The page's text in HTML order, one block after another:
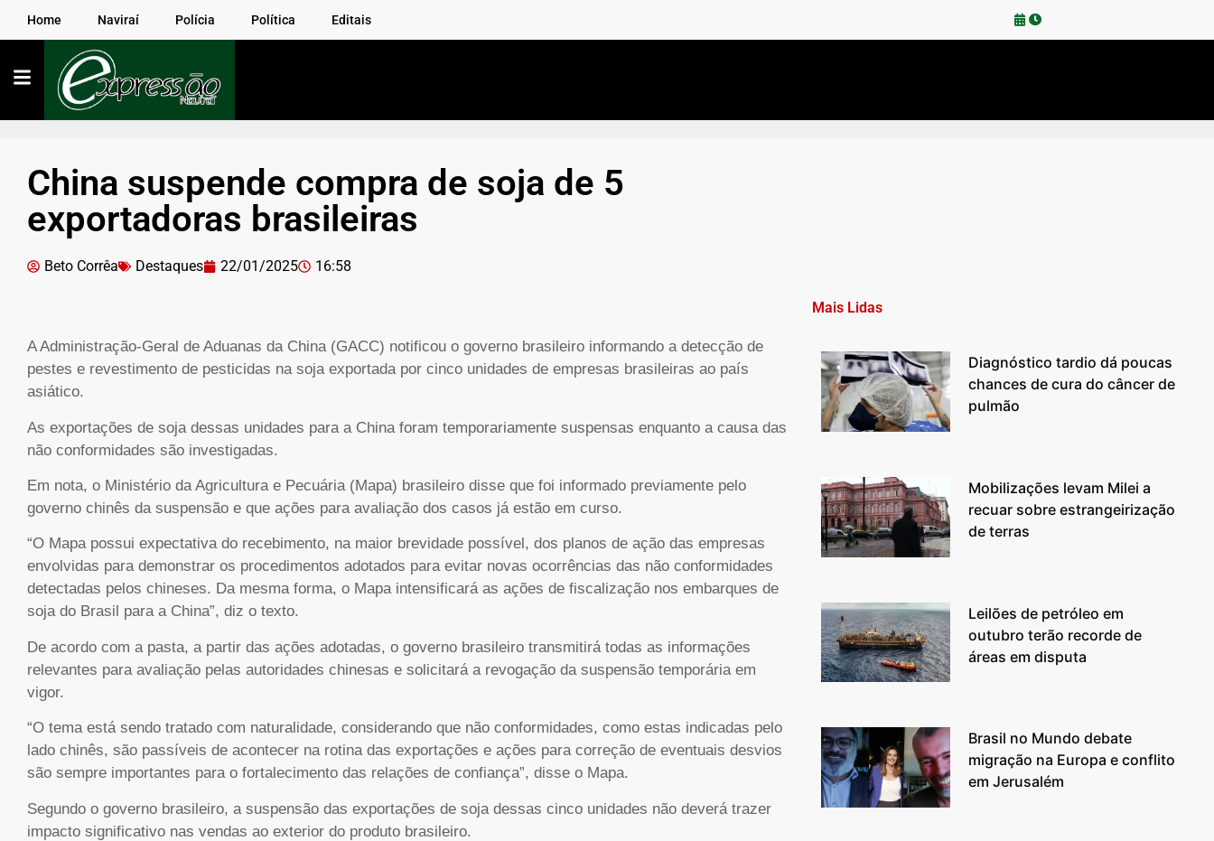
Home Naviraí Polícia Política Editais
China suspende compra de soja de 5
exportadoras brasileiras
Beto Corrêa Destaques 22/01/2025 16:58
A Administração-Geral de Aduanas da China (GACC) notificou o governo brasileiro informando a detecção de
pestes e revestimento de pesticidas na soja exportada por cinco unidades de empresas brasileiras ao país
asiático.
As exportações de soja dessas unidades para a China foram temporariamente suspensas enquanto a causa das
não conformidades são investigadas.
Em nota, o Ministério da Agricultura e Pecuária (Mapa) brasileiro disse que foi informado previamente pelo
governo chinês da suspensão e que ações para avaliação dos casos já estão em curso.
“O Mapa possui expectativa do recebimento, na maior brevidade possível, dos planos de ação das empresas
envolvidas para demonstrar os procedimentos adotados para evitar novas ocorrências das não conformidades
detectadas pelos chineses. Da mesma forma, o Mapa intensificará as ações de fiscalização nos embarques de
soja do Brasil para a China”, diz o texto.
De acordo com a pasta, a partir das ações adotadas, o governo brasileiro transmitirá todas as informações
relevantes para avaliação pelas autoridades chinesas e solicitará a revogação da suspensão temporária em
vigor.
“O tema está sendo tratado com naturalidade, considerando que não conformidades, como estas indicadas pelo
lado chinês, são passíveis de acontecer na rotina das exportações e ações para correção de eventuais desvios
são sempre importantes para o fortalecimento das relações de confiança”, disse o Mapa.
Segundo o governo brasileiro, a suspensão das exportações de soja dessas cinco unidades não deverá trazer
impacto significativo nas vendas ao exterior do produto brasileiro.
Mais Lidas
Diagnóstico tardio dá poucas
chances de cura do câncer de
pulmão
Mobilizações levam Milei a
recuar sobre estrangeirização
de terras
Leilões de petróleo em
outubro terão recorde de
áreas em disputa
Brasil no Mundo debate
migração na Europa e conflito
em Jerusalém